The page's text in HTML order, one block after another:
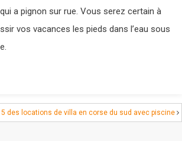
a pignon sur rue. Vous serez certain à
vos vacances les pieds dans l’eau sous
5 des locations de villa en corse du sud avec piscine